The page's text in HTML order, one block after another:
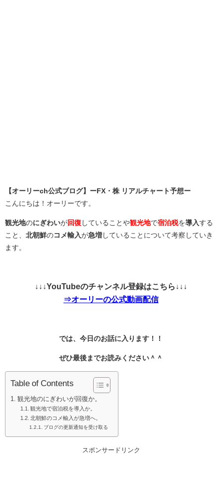
【オーリーch公式ブログ】ーFX・株 リアルチャート予想ー
こんにちは！オーリーです。
観光地のにぎわいが 回復 していることや観光地で宿泊税を導入する
こと、 北朝鮮のコメ輸入が急増 していることについて考察していき
ます。
↓↓↓YouTubeのチャンネル登録はこちら↓↓↓
⇒オーリーの公式動画配信
では、今日のお話に入ります！！
ぜひ最後までお読みください＾＾
Table of Contents
観光地のにぎわいが回復か。
観光地で宿泊税を導入か。
北朝鮮のコメ輸入が急増へ。
ブログの更新通知を受け取る
スポンサードリンク